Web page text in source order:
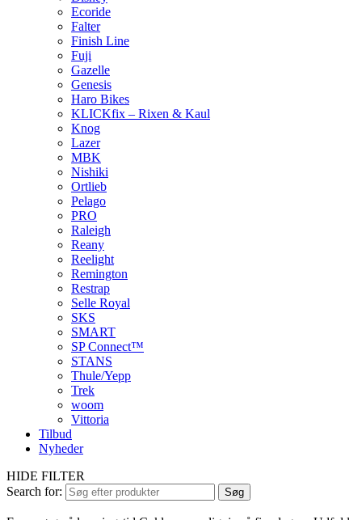
Ecoride
Falter
Finish Line
Fuji
Gazelle
Genesis
Haro Bikes
KLICKfix – Rixen & Kaul
Knog
Lazer
MBK
Nishiki
Ortlieb
Pelago
PRO
Raleigh
Reany
Reelight
Remington
Restrap
Selle Royal
SKS
SMART
SP Connect™
STANS
Thule/Yepp
Trek
woom
Vittoria
Tilbud
Nyheder
HIDE FILTER
Search for:
Søg